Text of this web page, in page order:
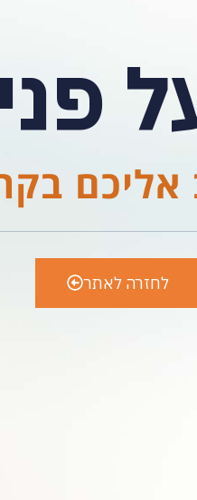
אליכם
לחזרה לאתר